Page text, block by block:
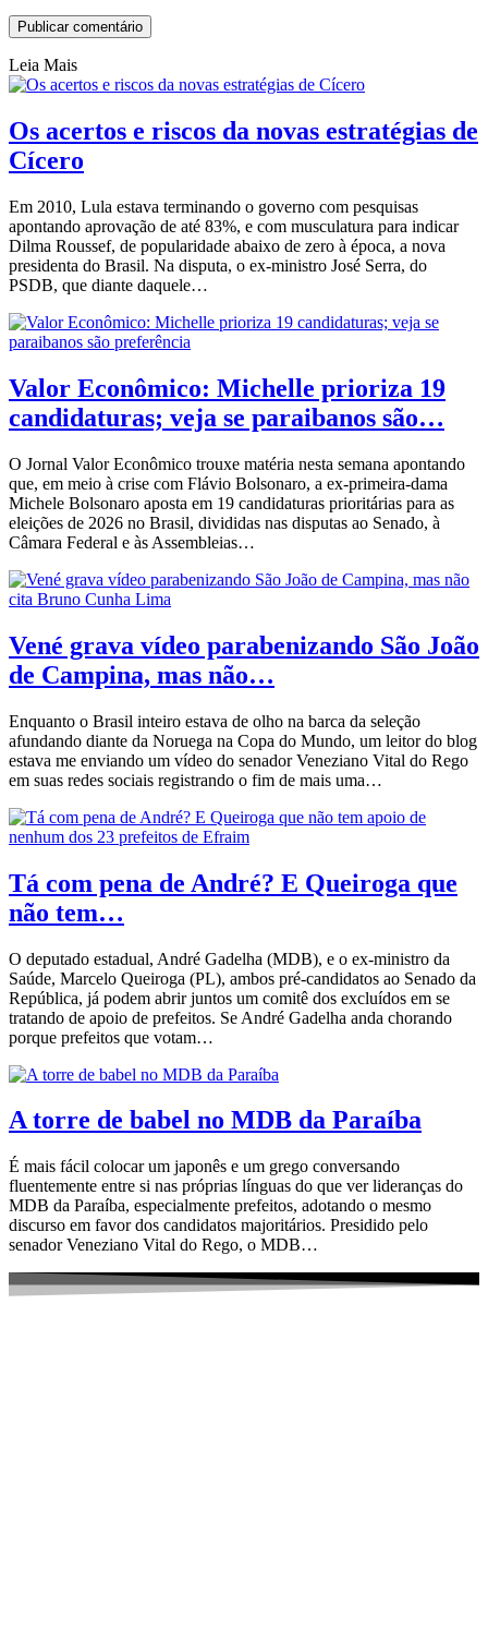
Leia Mais
Os acertos e riscos da novas estratégias de
Cícero
Em 2010, Lula estava terminando o governo com pesquisas
apontando aprovação de até 83%, e com musculatura para indicar
Dilma Roussef, de popularidade abaixo de zero à época, a nova
presidenta do Brasil. Na disputa, o ex-ministro José Serra, do
PSDB, que diante daquele…
Valor Econômico: Michelle prioriza 19
candidaturas; veja se paraibanos são…
O Jornal Valor Econômico trouxe matéria nesta semana apontando
que, em meio à crise com Flávio Bolsonaro, a ex-primeira-dama
Michele Bolsonaro aposta em 19 candidaturas prioritárias para as
eleições de 2026 no Brasil, divididas nas disputas ao Senado, à
Câmara Federal e às Assembleias…
Vené grava vídeo parabenizando São João
de Campina, mas não…
Enquanto o Brasil inteiro estava de olho na barca da seleção
afundando diante da Noruega na Copa do Mundo, um leitor do blog
estava me enviando um vídeo do senador Veneziano Vital do Rego
em suas redes sociais registrando o fim de mais uma…
Tá com pena de André? E Queiroga que
não tem…
O deputado estadual, André Gadelha (MDB), e o ex-ministro da
Saúde, Marcelo Queiroga (PL), ambos pré-candidatos ao Senado da
República, já podem abrir juntos um comitê dos excluídos em se
tratando de apoio de prefeitos. Se André Gadelha anda chorando
porque prefeitos que votam…
A torre de babel no MDB da Paraíba
É mais fácil colocar um japonês e um grego conversando
fluentemente entre si nas próprias línguas do que ver lideranças do
MDB da Paraíba, especialmente prefeitos, adotando o mesmo
discurso em favor dos candidatos majoritários. Presidido pelo
senador Veneziano Vital do Rego, o MDB…